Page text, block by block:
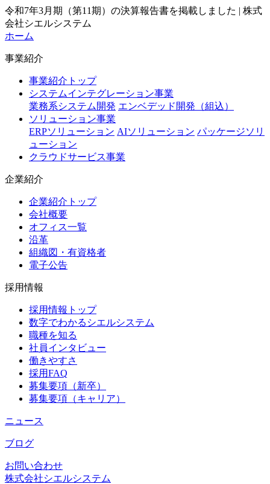
令和7年3月期（第11期）の決算報告書を掲載しました | 株式
会社シエルシステム
ホーム
事業紹介
事業紹介トップ
システムインテグレーション事業
業務系システム開発 エンベデッド開発（組込）
ソリューション事業
ERPソリューション AIソリューション パッケージソリ
ューション
クラウドサービス事業
企業紹介
企業紹介トップ
会社概要
オフィス一覧
沿革
組織図・有資格者
電子公告
採用情報
採用情報トップ
数字でわかるシエルシステム
職種を知る
社員インタビュー
働きやすさ
採用FAQ
募集要項（新卒）
募集要項（キャリア）
ニュース
ブログ
お問い合わせ
株式会社シエルシステム